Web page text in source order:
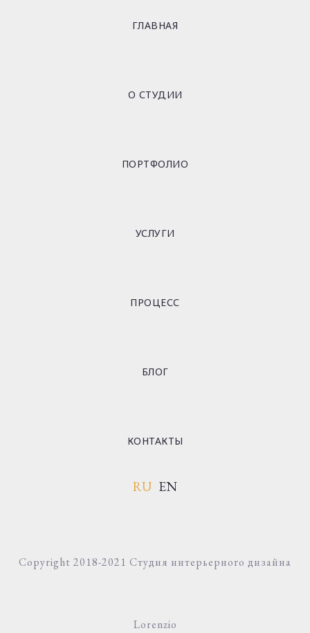
ГЛАВНАЯ
О СТУДИИ
ПОРТФОЛИО
УСЛУГИ
ПРОЦЕСС
БЛОГ
КОНТАКТЫ
RU EN
Copyright 2018-2021 Студия интерьерного дизайна
Lorenzio